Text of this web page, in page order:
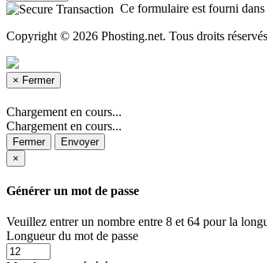
Ce formulaire est fourni
Copyright © 2026 Phosting.net. Tous droits
× Fermer
Chargement en cours...
Chargement en cours...
Fermer
Envoyer
×
Générer un mot de passe
Veuillez entrer un nombre entre 8 et 64 pour la
Longueur du mot de passe